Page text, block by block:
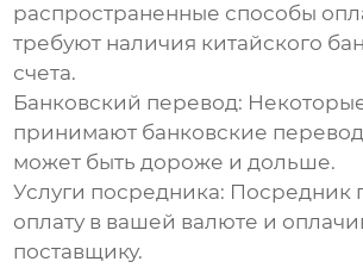
распространенные способы
требуют наличия китайского
счета.
Банковский перевод:
принимают банковские
может быть дороже и дольше.
Услуги посредника: Посредник
оплату в вашей валюте и
поставщику.